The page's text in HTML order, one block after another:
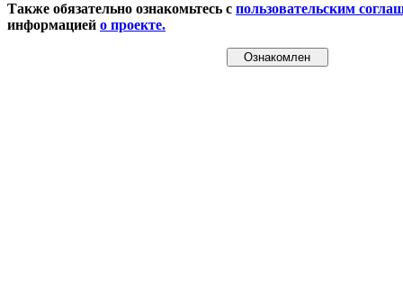
Также обязательно ознакомьтесь с пользовательским
информацией о проекте.
Ознакомлен